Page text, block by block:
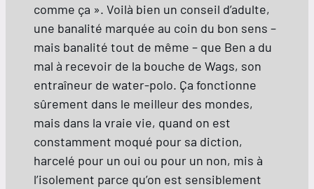
comme ça ». Voilà bien un conseil d’adulte,
une banalité marquée au coin du bon sens –
mais banalité tout de même – que Ben a du
mal à recevoir de la bouche de Wags, son
entraîneur de water-polo. Ça fonctionne
sûrement dans le meilleur des mondes,
mais dans la vraie vie, quand on est
constamment moqué pour sa diction,
harcelé pour un oui ou pour un non, mis à
l’isolement parce qu’on est sensiblement